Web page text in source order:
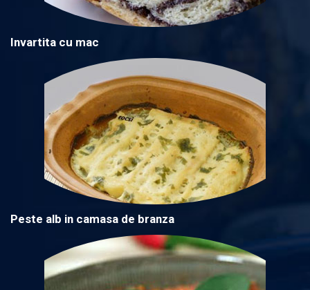
Invartita cu mac
Peste alb in camasa de branza